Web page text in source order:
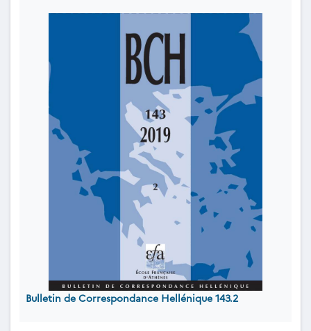
Bulletin de Correspondance Hellénique 143.2